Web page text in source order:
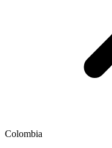
Colombia